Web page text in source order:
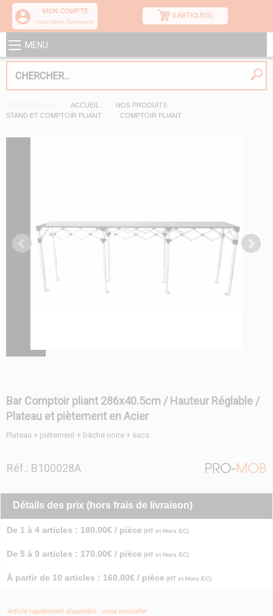
MON COMPTE
Inscription/Connexion
0 ARTICLE(S)
MENU
ACCUEIL
NOS PRODUITS
STAND ET COMPTOIR PLIANT
COMPTOIR PLIANT
Bar Comptoir pliant 286x40.5cm / Hauteur Réglable /
Plateau et piètement en Acier
Plateau + piètement + bâche noire + sacs
Réf.: B100028A
Détails des prix (hors frais de livraison)
De 1 à 4 articles : 180.00€ / pièce (HT et Hors EC)
De 5 à 9 articles : 170.00€ / pièce (HT et Hors EC)
À partir de 10 articles : 160.00€ / pièce (HT et Hors EC)
Article rapidement disponible : nous consulter